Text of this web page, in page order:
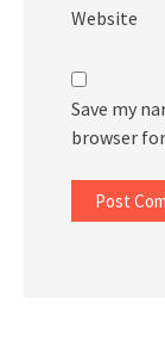
Website
Save my
browser